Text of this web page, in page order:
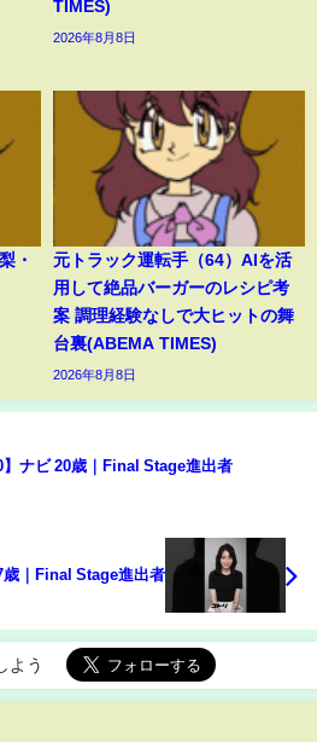
TIMES)
2026年8月8日
・
元トラック運転手（64）AIを活
用して絶品バーガーのレシピ考
案 調理経験なしで大ヒットの舞
台裏(ABEMA TIMES)
2026年8月8日
】ナビ 20歳｜Final Stage進出者
歳｜Final Stage進出者
よう